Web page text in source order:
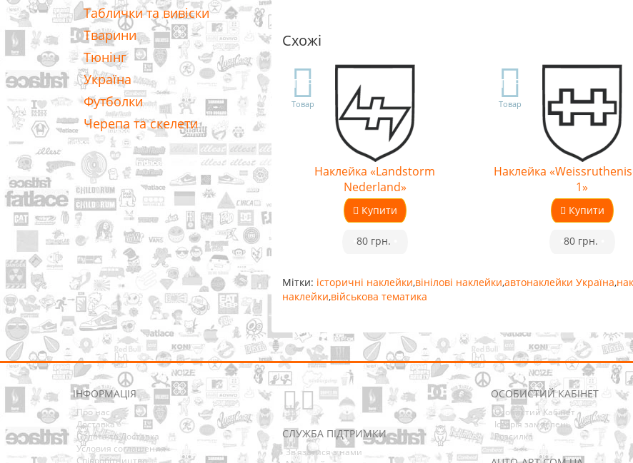
Таблички та вивіски
Тварини
Тюнінг
Україна
Футболки
Черепа та скелети
Схожі
TOP
Товар
Наклейка «Landstorm
Nederland»
Купити
80 грн.
TOP
Товар
Наклейка
1»
Купити
80 грн.
Мітки: історичні наклейки,вінілові наклейки,автонаклейки Україна,
наклейки,військова тематика
ІНФОРМАЦІЯ
Про нас
Доставка
Оплата та Доставка
Условия соглашения
Співробітництво
СЛУЖБА ПІДТРИМКИ
Зв’язатися з нами
ОСОБИСТИЙ КАБІНЕТ
Особистий Кабінет
Історія замовлень
Розсилка